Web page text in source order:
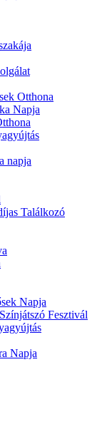
Otthona
Napja
napja
Találkozó
Napja
Fesztivál
Napja